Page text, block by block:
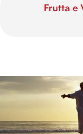
Frutta e